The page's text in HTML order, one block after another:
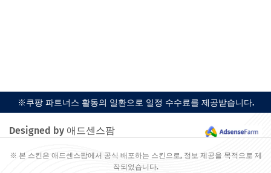
※쿠팡 파트너스 활동의 일환으로 일정 수수료를 제공받습니다.
Designed by 애드센스팜
※ 본 스킨은 애드센스팜에서 공식 배포하는 스킨으로, 정보 제공을 목적으로 제
작되었습니다.